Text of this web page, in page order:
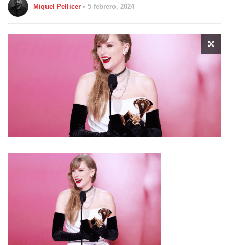
Miquel Pellicer 5 febrero, 2024